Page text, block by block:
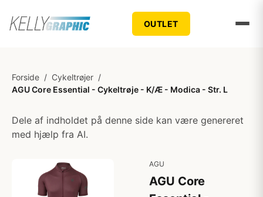
OUTLET
Forside / Cykeltrøjer /
AGU Core Essential - Cykeltrøje - K/Æ - Modica - Str. L
Dele af indholdet på denne side kan være genereret
med hjælp fra AI.
AGU
AGU Core